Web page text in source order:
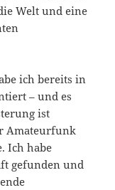
Welt und eine
ich bereits in
– und es
ist
Amateurfunk
Ich habe
gefunden und